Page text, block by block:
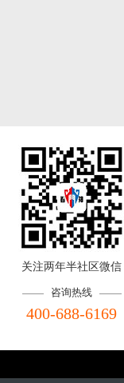
关注两年半社区微信
咨询热线
400-688-6169